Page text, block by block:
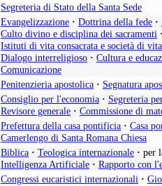
Segreteria di Stato della Santa Sede
Evangelizzazione · Dottrina della fede ·
Culto divino e disciplina dei sacramenti
Istituti di vita consacrata e società di
Dialogo interreligioso · Cultura e
Comunicazione
Penitenzieria apostolica · Segnatura
Consiglio per l'economia · Segreteria
Revisore generale · Commissione di
Prefettura della casa pontificia · Casa
Camerlengo di Santa Romana Chiesa
Biblica · Teologica internazionale · per
Intelligenza Artificiale · Rapporto con
Congressi eucaristici internazionali ·